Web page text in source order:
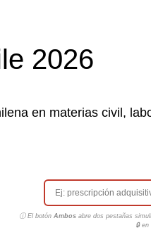
2026
en materias civil,
ⓘ El botón Ambosabre dos pestañas
🔒